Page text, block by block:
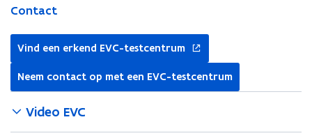
Contact
Vind een erkend EVC-testcentrum
opent
nieuw
venster
Neem contact op met een EVC-testcentrum
Video EVC